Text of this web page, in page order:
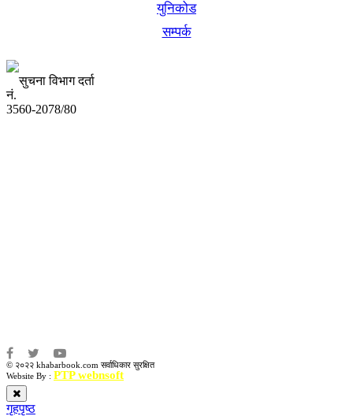
युनिकोड
सम्पर्क
सुचना विभाग दर्ता
नं.
3560-2078/80
© २०२२ khabarbook.com सर्वाधिकार सुरक्षित
Website By : PTP webnsoft
गृहपृष्ठ